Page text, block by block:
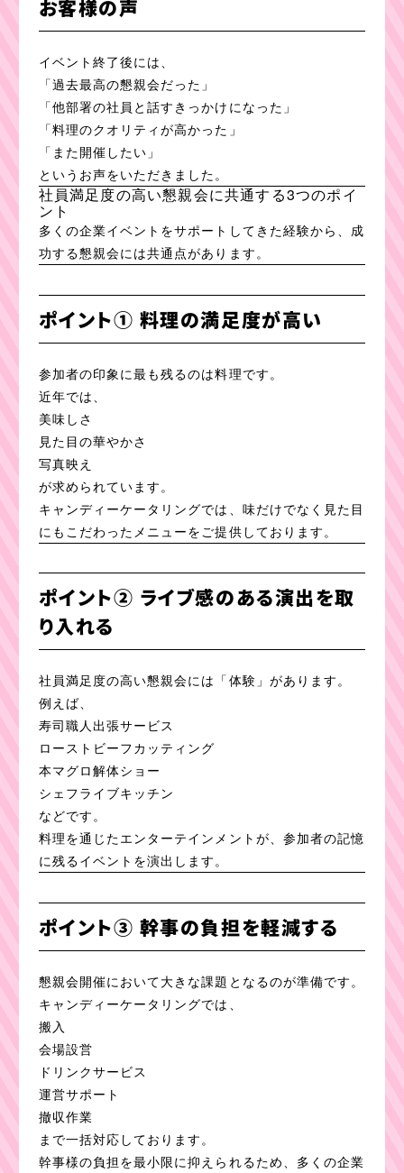
お客様の声
イベント終了後には、
「過去最高の懇親会だった」
「他部署の社員と話すきっかけになった」
「料理のクオリティが高かった」
「また開催したい」
というお声をいただきました。
社員満足度の高い懇親会に共通する3つのポイ
ント
多くの企業イベントをサポートしてきた経験から、成
功する懇親会には共通点があります。
ポイント① 料理の満足度が高い
参加者の印象に最も残るのは料理です。
近年では、
美味しさ
見た目の華やかさ
写真映え
が求められています。
キャンディーケータリングでは、味だけでなく見た目
にもこだわったメニューをご提供しております。
ポイント② ライブ感のある演出を取
り入れる
社員満足度の高い懇親会には「体験」があります。
例えば、
寿司職人出張サービス
ローストビーフカッティング
本マグロ解体ショー
シェフライブキッチン
などです。
料理を通じたエンターテインメントが、参加者の記憶
に残るイベントを演出します。
ポイント③ 幹事の負担を軽減する
懇親会開催において大きな課題となるのが準備です。
キャンディーケータリングでは、
搬入
会場設営
ドリンクサービス
運営サポート
撤収作業
まで一括対応しております。
幹事様の負担を最小限に抑えられるため、多くの企業